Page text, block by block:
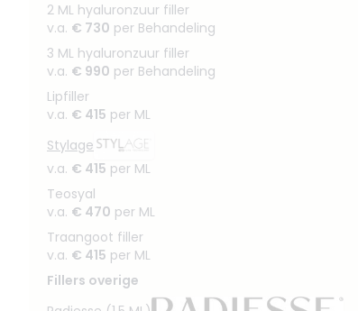
2 ML hyaluronzuur filler
v.a. € 730 per Behandeling
3 ML hyaluronzuur filler
v.a. € 990 per Behandeling
Lipfiller
v.a. € 415 per ML
Stylage
v.a. € 415 per ML
Teosyal
v.a. € 470 per ML
Traangoot filler
v.a. € 415 per ML
Fillers overige